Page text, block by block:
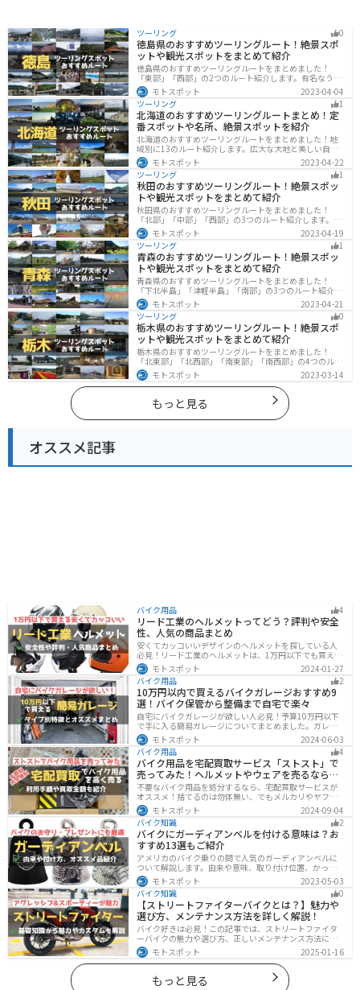
ツーリング 0
徳島県のおすすめツーリングルート！絶景スポ
ットや観光スポットをまとめて紹介
徳島県のおすすめツーリングルートをまとめました！
「東部」「西部」の2つのルート紹介します。有名なうず
しおや山を中心とした自然豊かなスポットが多数ありま
す。バイクで徳島県にツーリングに行く際は参考にして
ください。
モトスポット
2023-04-04
ツーリング
1
北海道のおすすめツーリングルートまとめ！定
番スポットや名所、絶景スポットを紹介
北海道のおすすめツーリングルートをまとめました！地
域別に13のルート紹介します。広大な大地と美しい自然
が広がり、四季折々の魅力を楽しめる観光スポットが数
多くあります。バイクで北海道にツーリングに行く際は
参考にしてください。
モトスポット
2023-04-22
ツーリング
1
秋田のおすすめツーリングルート！絶景スポッ
トや観光スポットをまとめて紹介
秋田県のおすすめツーリングルートをまとめました！
「北部」「中部」「西部」の3つのルート紹介します。自
然豊かな山々や湖、温泉地が点在し、四季折々の景色を
楽しめるスポットが多数あります。バイクで秋田県にツ
ーリングに行く際は参考にしてください。
モトスポット
2023-04-19
ツーリング
1
青森のおすすめツーリングルート！絶景スポッ
トや観光スポットをまとめて紹介
青森県のおすすめツーリングルートをまとめました！
「下北半島」「津軽半島」「南部」の3つのルート紹介し
ます。自然に恵まれた風光明媚な景色や歴史文化に触れ
られる観光スポットが多くあります。バイクで青森県に
ツーリングに行く際は参考にしてください。
モトスポット
2023-04-21
ツーリング
0
栃木県のおすすめツーリングルート！絶景スポ
ットや観光スポットをまとめて紹介
栃木県のおすすめツーリングルートをまとめました！
「北東部」「北西部」「南東部」「南西部」の4つのルー
ト紹介します。日本を代表する神社や広大な山や滝、湖
などを歴史や自然を満喫するツーリングができます。バ
イクで栃木県にツーリングに行く際は参考にしてくださ
モトスポット 2023-03-14
もっと見る
オススメ記事
バイク用品 4
リード工業のヘルメットってどう？評判や安全
性、人気の商品まとめ
安くてカッコいいデザインのヘルメットを探している人
必見！リード工業のヘルメットは、1万円以下でも買える
ヘルメットが多数あります。安全基準もしっかりクリア
しており、安全性にも優れています。種類も豊富でカス
タム用のシールドもあるので、クールに決めたい人にオ
ススメです。
モトスポット
2024-01-27
バイク用品
2
10万円以内で買えるバイクガレージおすすめ9
選！バイク保管から整備まで自宅で楽々
自宅にバイクガレージが欲しい人必見！予算10万円以下
で手に入る簡易ガレージについてまとめました。ガレー
ジの種類やメリットデメリットからオススメ商品まで徹
底解説しますので、自宅にセキュリティの高いバイク保
管庫や整備場所が欲しい方は参考にしてください。
モトスポット
2024-06-03
バイク用品
4
バイク用品を宅配買取サービス「ストスト」で
売ってみた！ヘルメットやウェアを売るならオ
ススメ
不要なバイク用品を処分するなら、宅配買取サービスが
オススメ！捨てるのは勿体無い、でもメルカリやヤフオ
クに出すのは面倒だし手数料がかかる...STST（ストス
ト）なら手数料や送料など完全無料で、自宅から送るだ
けでOKなので超簡単に売れます！ストストを実際に使っ
てみたので、流れや買取金額などを紹介します。
モトスポット
2024-09-04
バイク知識
2
バイクにガーディアンベルを付ける意味は？お
すすめ13選もご紹介
アメリカのバイク乗りの間で人気のガーディアンベルに
ついて解説します。由来や意味、取り付け位置、かっこ
いいオススメのガーディアンベルも紹介します。自分用
のお守りとしてだけでなく、プレゼントとしても最適な
ので、気になっている人は参考にしてみてください。
モトスポット
2023-05-03
バイク知識
0
【ストリートファイターバイクとは？】魅力や
選び方、メンテナンス方法を詳しく解説！
バイク好きは必見！この記事では、ストリートファイタ
ーバイクの魅力や選び方、正しいメンテナンス方法につ
いて解説しています。実はストリートファイターバイク
は、個性的なデザインと高い走行性能が魅力です。この
記事を読めば、ストリートファイターバイクの魅力がわ
かります。
モトスポット 2025-01-16
もっと見る